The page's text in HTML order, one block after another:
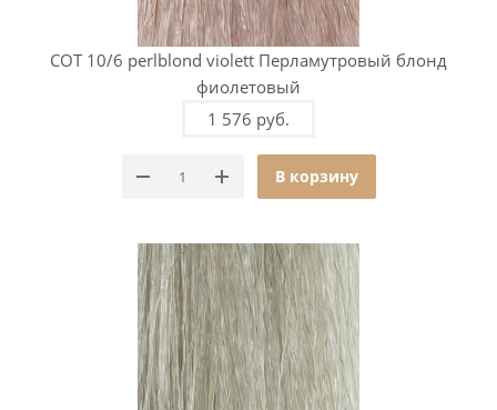
COT 10/6 perlblond violett Перламутровый блонд
фиолетовый
1 576 руб.
В корзину